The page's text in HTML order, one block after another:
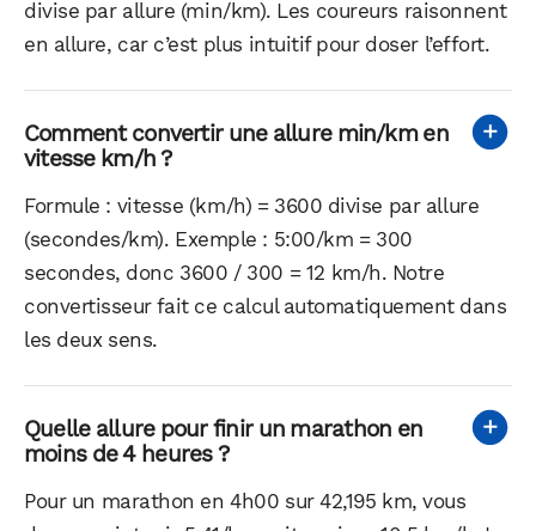
divise par allure (min/km). Les coureurs raisonnent
en allure, car c’est plus intuitif pour doser l’effort.
Comment convertir une allure min/km en
vitesse km/h ?
Formule : vitesse (km/h) = 3600 divise par allure
(secondes/km). Exemple : 5:00/km = 300
secondes, donc 3600 / 300 = 12 km/h. Notre
convertisseur fait ce calcul automatiquement dans
les deux sens.
Quelle allure pour finir un marathon en
moins de 4 heures ?
Pour un marathon en 4h00 sur 42,195 km, vous
WhatsApp Telegram Email